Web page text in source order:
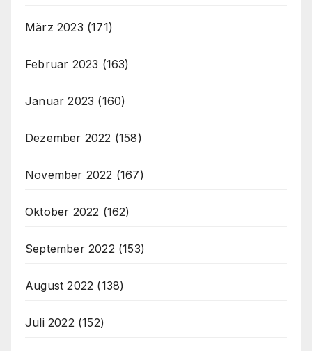
März 2023 (171)
Februar 2023 (163)
Januar 2023 (160)
Dezember 2022 (158)
November 2022 (167)
Oktober 2022 (162)
September 2022 (153)
August 2022 (138)
Juli 2022 (152)